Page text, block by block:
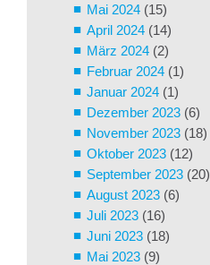
Mai 2024 (15)
April 2024 (14)
März 2024 (2)
Februar 2024 (1)
Januar 2024 (1)
Dezember 2023 (6)
November 2023 (18)
Oktober 2023 (12)
September 2023 (20)
August 2023 (6)
Juli 2023 (16)
Juni 2023 (18)
Mai 2023 (9)